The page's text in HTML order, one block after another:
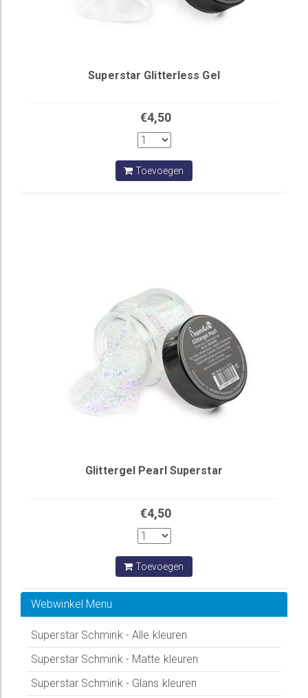
Superstar Glitterless Gel
€4,50
Toevoegen
Glittergel Pearl Superstar
€4,50
Toevoegen
Webwinkel Menu
Superstar Schmink - Alle kleuren
Superstar Schmink - Matte kleuren
Superstar Schmink - Glans kleuren